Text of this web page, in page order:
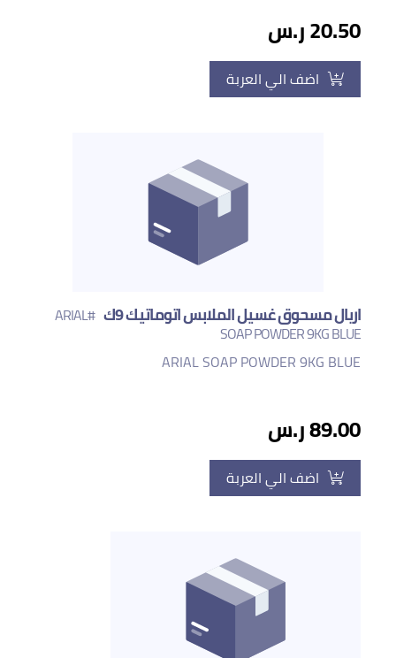
20.50 ر.س
اضف الي العربة
اريال مسحوق غسيل الملابس اتوماتيك 9ك #ARIAL
SOAP POWDER 9KG BLUE
ARIAL SOAP POWDER 9KG BLUE
89.00 ر.س
اضف الي العربة